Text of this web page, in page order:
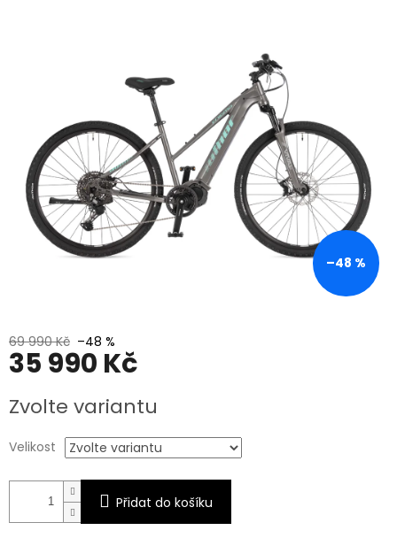
–48 %
69 990 Kč –48 %
35 990 Kč
cena:
Zvolte variantu
Velikost
Přidat do košíku